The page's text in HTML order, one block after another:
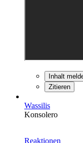
Inhalt
Zitieren
Wassilis
Konsolero
Reaktionen